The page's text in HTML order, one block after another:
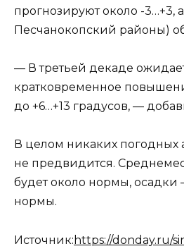
прогнозируют около -3…+3,
Песчанокопский районы)
— В третьей декаде
кратковременное
до +6…+13 градусов, —
В целом никаких погодных
не предвидится.
будет около нормы,
нормы.
Источник: https://donday.ru/